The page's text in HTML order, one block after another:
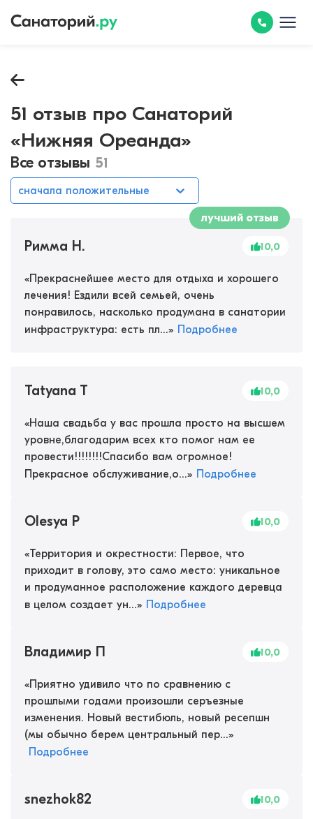
51 отзыв про Санаторий
«Нижняя Ореанда»
Все отзывы 51
сначала положительные
лучший отзыв
Римма Н. 10,0
«Прекраснейшее место для отдыха и хорошего
лечения! Ездили всей семьей, очень
понравилось, насколько продумана в санатории
инфраструктура: есть пл...» Подробнее
Tatyana T 10,0
«Наша свадьба у вас прошла просто на высшем
уровне,благодарим всех кто помог нам ее
провести!!!!!!!!Спасибо вам огромное!
Прекрасное обслуживание,о...» Подробнее
Olesya P 10,0
«Территория и окрестности: Первое, что
приходит в голову, это само место: уникальное
и продуманное расположение каждого деревца
в целом создает ун...» Подробнее
Владимир П 10,0
«Приятно удивило что по сравнению с
прошлыми годами произошли серъезные
изменения. Новый вестибюль, новый ресепшн
(мы обычно берем центральный пер...»
Подробнее
snezhok82 10,0